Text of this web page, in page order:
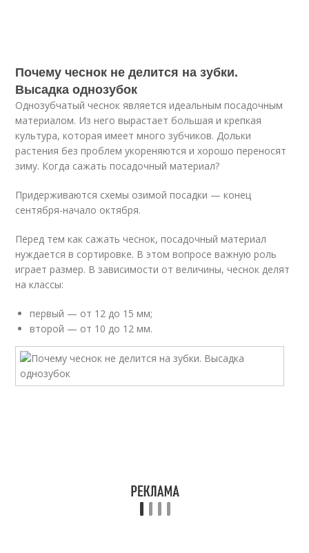
Почему чеснок не делится на зубки.
Высадка однозубок
Однозубчатый чеснок является идеальным посадочным
материалом. Из него вырастает большая и крепкая
культура, которая имеет много зубчиков. Дольки
растения без проблем укореняются и хорошо переносят
зиму. Когда сажать посадочный материал?
Придерживаются схемы озимой посадки — конец
сентября-начало октября.
Перед тем как сажать чеснок, посадочный материал
нуждается в сортировке. В этом вопросе важную роль
играет размер. В зависимости от величины, чеснок делят
на классы:
первый — от 12 до 15 мм;
второй — от 10 до 12 мм.